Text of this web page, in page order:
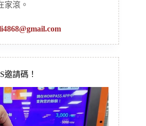
家滾。
邀請碼！